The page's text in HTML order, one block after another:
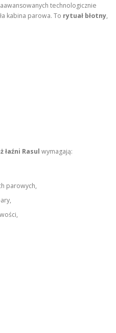
technologicznie
kabina parowa. To rytuał błotny,
łaźni Rasul wymagają:
parowych,